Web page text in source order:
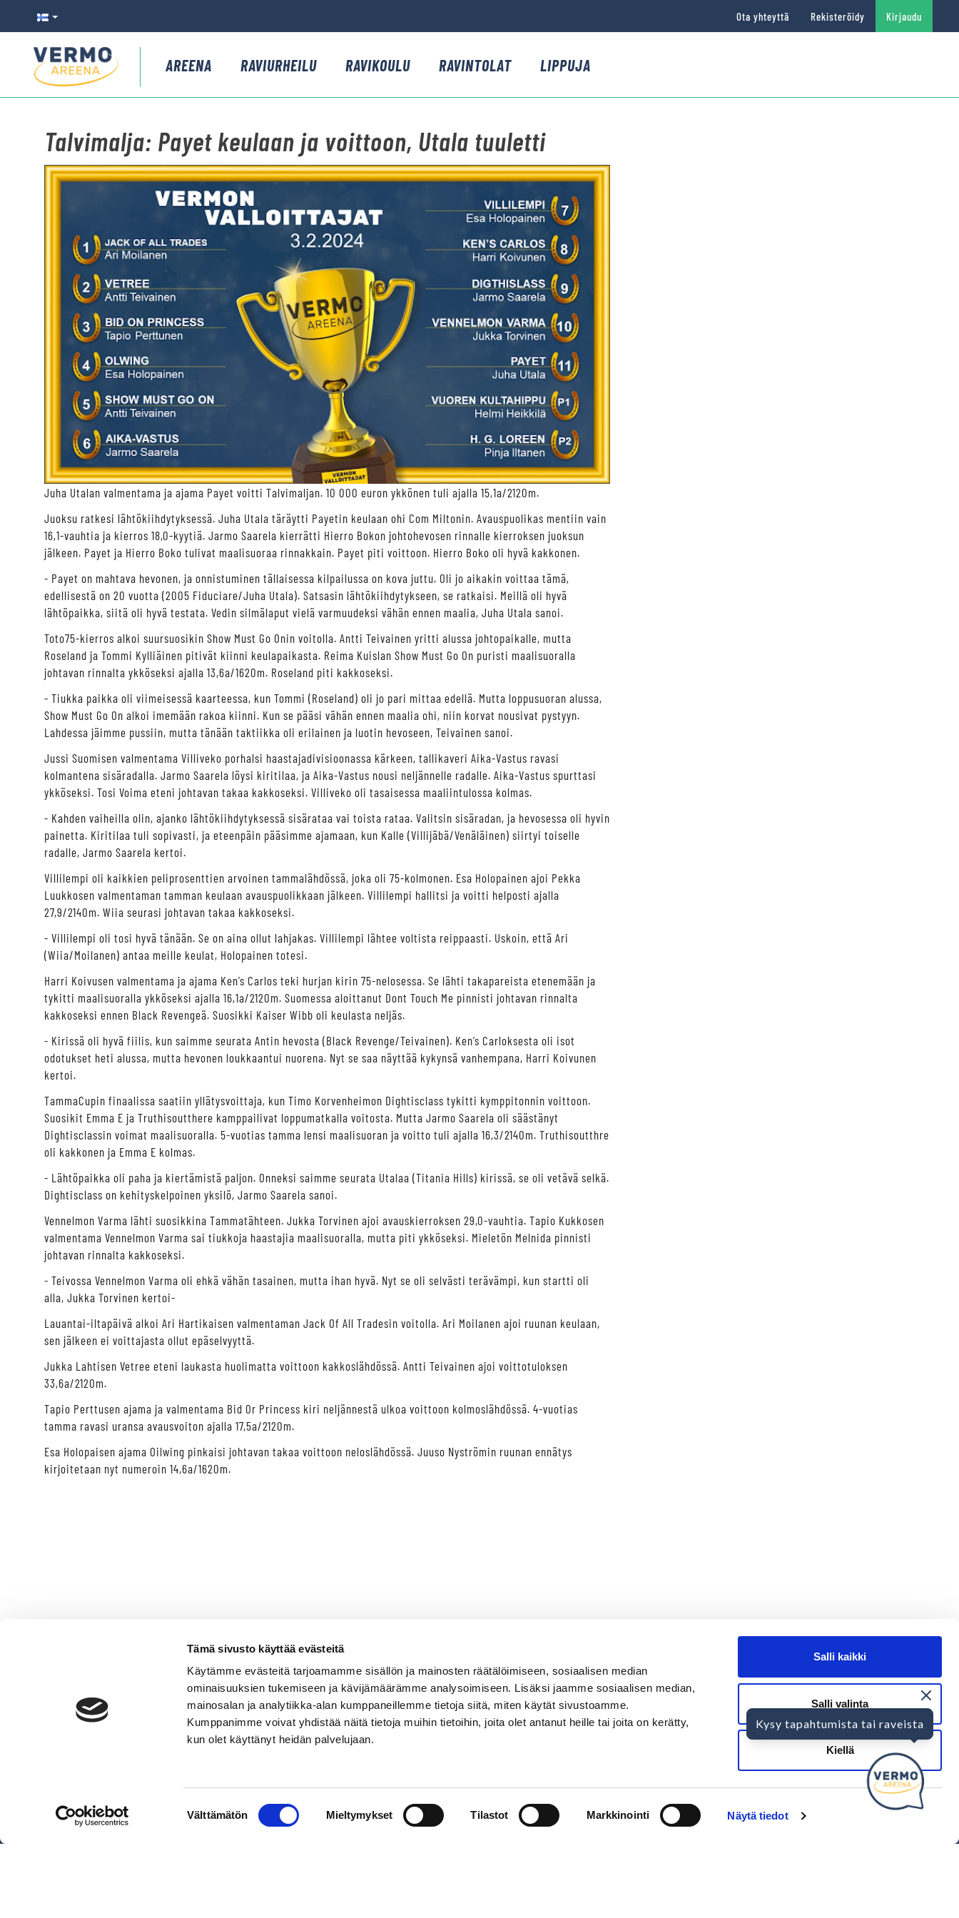
Tämä sivusto käyttää evästeitä
Käytämme evästeitä tarjoamamme sisällön ja mainosten räätälöimiseen, sosiaalisen median
ominaisuuksien tukemiseen ja kävijämäärämme analysoimiseen. Lisäksi jaamme sosiaalisen median,
mainosalan ja analytiikka-alan kumppaneillemme tietoja siitä, miten käytät sivustoamme.
Kumppanimme voivat yhdistää näitä tietoja muihin tietoihin, joita olet antanut heille tai joita on kerätty,
kun olet käyttänyt heidän palvelujaan.
Välttämätön Mieltymykset Tilastot Markkinointi Näytä tiedot
Salli kaikki
Salli valinta
Kiellä
Kysy tapahtumista tai raveista
Ota yhteyttä Rekisteröidy Kirjaudu
AREENA RAVIURHEILU RAVIKOULU RAVINTOLAT LIPPUJA
Talvimalja: Payet keulaan ja voittoon, Utala tuuletti
Juha Utalan valmentama ja ajama Payet voitti Talvimaljan. 10 000 euron ykkönen tuli ajalla 15,1a/2120m.
Juoksu ratkesi lähtökiihdytyksessä. Juha Utala täräytti Payetin keulaan ohi Com Miltonin. Avauspuolikas mentiin vain
16,1-vauhtia ja kierros 18,0-kyytiä. Jarmo Saarela kierrätti Hierro Bokon johtohevosen rinnalle kierroksen juoksun
jälkeen. Payet ja Hierro Boko tulivat maalisuoraa rinnakkain. Payet piti voittoon. Hierro Boko oli hyvä kakkonen.
- Payet on mahtava hevonen, ja onnistuminen tällaisessa kilpailussa on kova juttu. Oli jo aikakin voittaa tämä,
edellisestä on 20 vuotta (2005 Fiduciare/Juha Utala). Satsasin lähtökiihdytykseen, se ratkaisi. Meillä oli hyvä
lähtöpaikka, siitä oli hyvä testata. Vedin silmälaput vielä varmuudeksi vähän ennen maalia, Juha Utala sanoi.
Toto75-kierros alkoi suursuosikin Show Must Go Onin voitolla. Antti Teivainen yritti alussa johtopaikalle, mutta
Roseland ja Tommi Kylliäinen pitivät kiinni keulapaikasta. Reima Kuislan Show Must Go On puristi maalisuoralla
johtavan rinnalta ykköseksi ajalla 13,6a/1620m. Roseland piti kakkoseksi.
- Tiukka paikka oli viimeisessä kaarteessa, kun Tommi (Roseland) oli jo pari mittaa edellä. Mutta loppusuoran alussa,
Show Must Go On alkoi imemään rakoa kiinni. Kun se pääsi vähän ennen maalia ohi, niin korvat nousivat pystyyn.
Lahdessa jäimme pussiin, mutta tänään taktiikka oli erilainen ja luotin hevoseen, Teivainen sanoi.
Jussi Suomisen valmentama Villiveko porhalsi haastajadivisioonassa kärkeen, tallikaveri Aika-Vastus ravasi
kolmantena sisäradalla. Jarmo Saarela löysi kiritilaa, ja Aika-Vastus nousi neljännelle radalle. Aika-Vastus spurttasi
ykköseksi. Tosi Voima eteni johtavan takaa kakkoseksi. Villiveko oli tasaisessa maaliintulossa kolmas.
- Kahden vaiheilla olin, ajanko lähtökiihdytyksessä sisärataa vai toista rataa. Valitsin sisäradan, ja hevosessa oli hyvin
painetta. Kiritilaa tuli sopivasti, ja eteenpäin pääsimme ajamaan, kun Kalle (Villijäbä/Venäläinen) siirtyi toiselle
radalle, Jarmo Saarela kertoi.
Villilempi oli kaikkien peliprosenttien arvoinen tammalähdössä, joka oli 75-kolmonen. Esa Holopainen ajoi Pekka
Luukkosen valmentaman tamman keulaan avauspuolikkaan jälkeen. Villilempi hallitsi ja voitti helposti ajalla
27,9/2140m. Wiia seurasi johtavan takaa kakkoseksi.
- Villilempi oli tosi hyvä tänään. Se on aina ollut lahjakas. Villilempi lähtee voltista reippaasti. Uskoin, että Ari
(Wiia/Moilanen) antaa meille keulat, Holopainen totesi.
Harri Koivusen valmentama ja ajama Ken’s Carlos teki hurjan kirin 75-nelosessa. Se lähti takapareista etenemään ja
tykitti maalisuoralla ykköseksi ajalla 16,1a/2120m. Suomessa aloittanut Dont Touch Me pinnisti johtavan rinnalta
kakkoseksi ennen Black Revengeä. Suosikki Kaiser Wibb oli keulasta neljäs.
- Kirissä oli hyvä fiilis, kun saimme seurata Antin hevosta (Black Revenge/Teivainen). Ken’s Carloksesta oli isot
odotukset heti alussa, mutta hevonen loukkaantui nuorena. Nyt se saa näyttää kykynsä vanhempana, Harri Koivunen
kertoi.
TammaCupin finaalissa saatiin yllätysvoittaja, kun Timo Korvenheimon Dightisclass tykitti kymppitonnin voittoon.
Suosikit Emma E ja Truthisoutthere kamppailivat loppumatkalla voitosta. Mutta Jarmo Saarela oli säästänyt
Dightisclassin voimat maalisuoralla. 5-vuotias tamma lensi maalisuoran ja voitto tuli ajalla 16,3/2140m. Truthisoutthre
oli kakkonen ja Emma E kolmas.
- Lähtöpaikka oli paha ja kiertämistä paljon. Onneksi saimme seurata Utalaa (Titania Hills) kirissä, se oli vetävä selkä.
Dightisclass on kehityskelpoinen yksilö, Jarmo Saarela sanoi.
Vennelmon Varma lähti suosikkina Tammatähteen. Jukka Torvinen ajoi avauskierroksen 29,0-vauhtia. Tapio Kukkosen
valmentama Vennelmon Varma sai tiukkoja haastajia maalisuoralla, mutta piti ykköseksi. Mieletön Melnida pinnisti
johtavan rinnalta kakkoseksi.
- Teivossa Vennelmon Varma oli ehkä vähän tasainen, mutta ihan hyvä. Nyt se oli selvästi terävämpi, kun startti oli
alla, Jukka Torvinen kertoi-
Lauantai-iltapäivä alkoi Ari Hartikaisen valmentaman Jack Of All Tradesin voitolla. Ari Moilanen ajoi ruunan keulaan,
sen jälkeen ei voittajasta ollut epäselvyyttä.
Jukka Lahtisen Vetree eteni laukasta huolimatta voittoon kakkoslähdössä. Antti Teivainen ajoi voittotuloksen
33,6a/2120m.
Tapio Perttusen ajama ja valmentama Bid Or Princess kiri neljännestä ulkoa voittoon kolmoslähdössä. 4-vuotias
tamma ravasi uransa avausvoiton ajalla 17,5a/2120m.
Esa Holopaisen ajama Oilwing pinkaisi johtavan takaa voittoon neloslähdössä. Juuso Nyströmin ruunan ennätys
kirjoitetaan nyt numeroin 14,6a/1620m.
VERMO AREENA
Talinhuipuntie 13, Helsinki
VERMON RAVIRATA OY
myyntipalvelu@vermo.fi
SEURAA MEITÄ